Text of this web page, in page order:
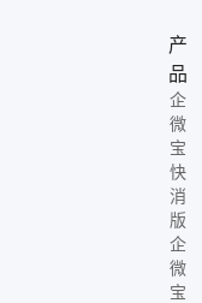
产
品
企
微
宝
快
消
版
企
微
宝